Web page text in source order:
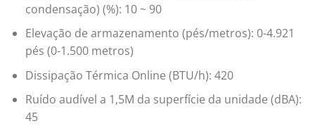
condensação) (%): 10 ~ 90
Elevação de armazenamento (pés/metros): 0-4.921
pés (0-1.500 metros)
Dissipação Térmica Online (BTU/h): 420
Ruído audível a 1,5M da superfície da unidade (dBA):
45